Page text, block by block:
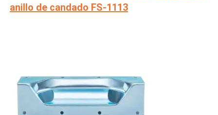
anillo de candado FS-1113